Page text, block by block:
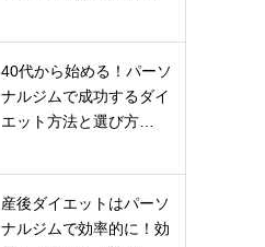
40代から始める！パーソ
ナルジムで成功するダイ
エット方法と選び方…
産後ダイエットはパーソ
ナルジムで効率的に！効